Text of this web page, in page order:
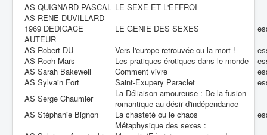
AS QUIGNARD PASCAL LE SEXE ET L'EFFROI
AS RENE DUVILLARD
1969 DEDICACE
AUTEUR
LE GENIE DES SEXES
AS Robert DU
Vers l'europe retrouvée ou la mort !
AS Roch Mars
Les pratiques érotiques dans le monde
AS Sarah Bakewell
Comment vivre
AS Sylvain Fort
Saint-Exupery Paraclet
AS Serge Chaumier
La Déliaison amoureuse : De la fusion
romantique au désir d'indépendance
AS Stéphanie Bignon
La chasteté ou le chaos
Métaphysique des sexes :